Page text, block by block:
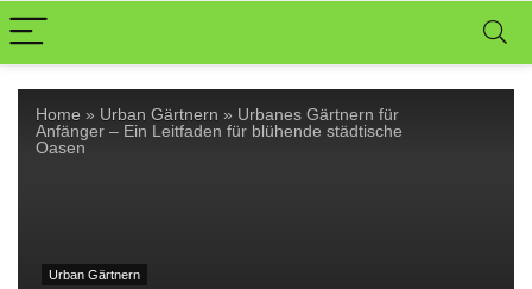
Home » Urban Gärtnern » Urbanes Gärtnern für
Anfänger – Ein Leitfaden für blühende städtische
Oasen
Urban Gärtnern